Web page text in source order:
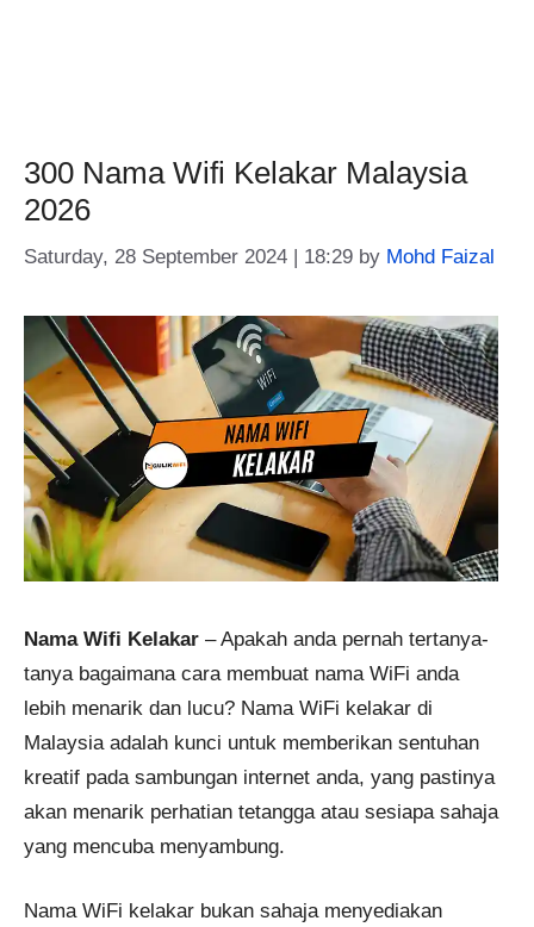
300 Nama Wifi Kelakar Malaysia
2026
Saturday, 28 September 2024 | 18:29 by Mohd Faizal
Nama Wifi Kelakar – Apakah anda pernah tertanya-
tanya bagaimana cara membuat nama WiFi anda
lebih menarik dan lucu? Nama WiFi kelakar di
Malaysia adalah kunci untuk memberikan sentuhan
kreatif pada sambungan internet anda, yang pastinya
akan menarik perhatian tetangga atau sesiapa sahaja
yang mencuba menyambung.
Nama WiFi kelakar bukan sahaja menyediakan